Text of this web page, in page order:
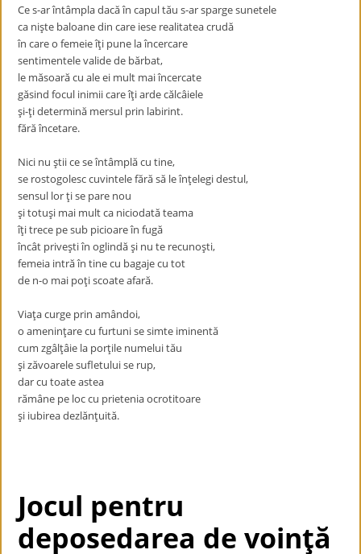
Ce s-ar întâmpla dacă în capul tău s-ar sparge sunetele
ca nişte baloane din care iese realitatea crudă
în care o femeie îţi pune la încercare
sentimentele valide de bărbat,
le măsoară cu ale ei mult mai încercate
găsind focul inimii care îţi arde călcâiele
şi-ţi determină mersul prin labirint.
fără încetare.
Nici nu ştii ce se întâmplă cu tine,
se rostogolesc cuvintele fără să le înţelegi destul,
sensul lor ţi se pare nou
şi totuşi mai mult ca niciodată teama
îţi trece pe sub picioare în fugă
încât priveşti în oglindă şi nu te recunoşti,
femeia intră în tine cu bagaje cu tot
de n-o mai poţi scoate afară.
Viaţa curge prin amândoi,
o ameninţare cu furtuni se simte iminentă
cum zgâlţâie la porţile numelui tău
şi zăvoarele sufletului se rup,
dar cu toate astea
rămâne pe loc cu prietenia ocrotitoare
şi iubirea dezlănţuită.
Jocul pentru
deposedarea de voinţă